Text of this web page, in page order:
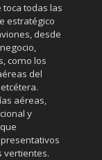
todas las
estratégico
desde
como los
del
aéreas,
y
vertientes.